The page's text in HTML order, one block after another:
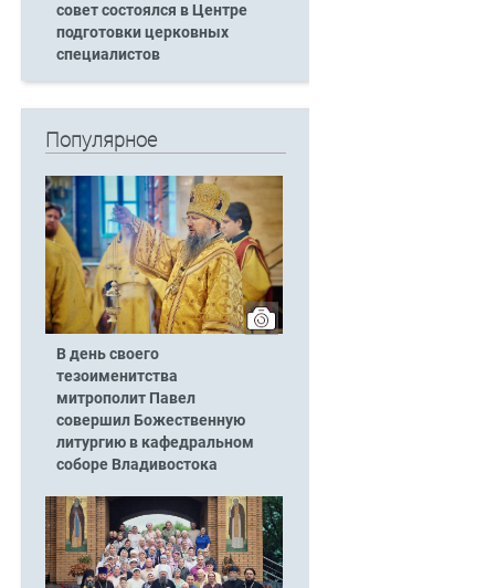
совет состоялся в Центре
подготовки церковных
специалистов
Популярное
В день своего
тезоименитства
митрополит Павел
совершил Божественную
литургию в кафедральном
соборе Владивостока